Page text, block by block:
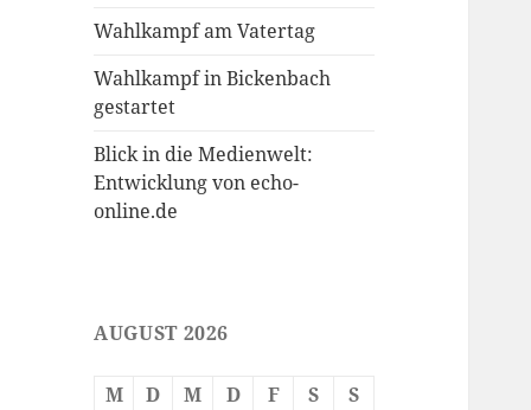
Wahlkampf am Vatertag
Wahlkampf in Bickenbach
gestartet
Blick in die Medienwelt:
Entwicklung von echo-
online.de
AUGUST 2026
M D M D F S
S